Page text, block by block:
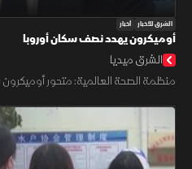
الشرق للأخبار أخبار
أوميكرون يهدد نصف سكان أوروبا
الشرق ميديا
منظمة الصحة العالمية: متحور